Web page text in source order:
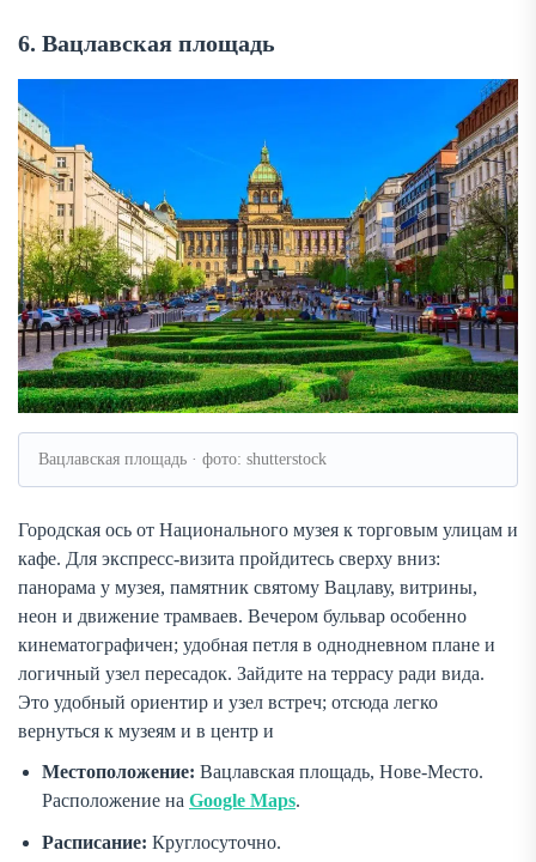
6. Вацлавская площадь
Вацлавская площадь · фото: shutterstock
Городская ось от Национального музея к торговым улицам и
кафе. Для экспресс-визита пройдитесь сверху вниз:
панорама у музея, памятник святому Вацлаву, витрины,
неон и движение трамваев. Вечером бульвар особенно
кинематографичен; удобная петля в однодневном плане и
логичный узел пересадок. Зайдите на террасу ради вида.
Это удобный ориентир и узел встреч; отсюда легко
вернуться к музеям и в центр и
Местоположение: Вацлавская площадь, Нове-Место.
Расположение на Google Maps.
Расписание: Круглосуточно.